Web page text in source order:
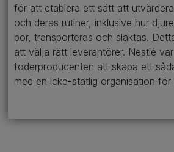
för att etablera ett sätt att
och deras rutiner, inklusive hur
bor, transporteras och slaktas.
att välja rätt leverantörer. Nestlé
foderproducenten att skapa ett
med en icke-statlig organisation för